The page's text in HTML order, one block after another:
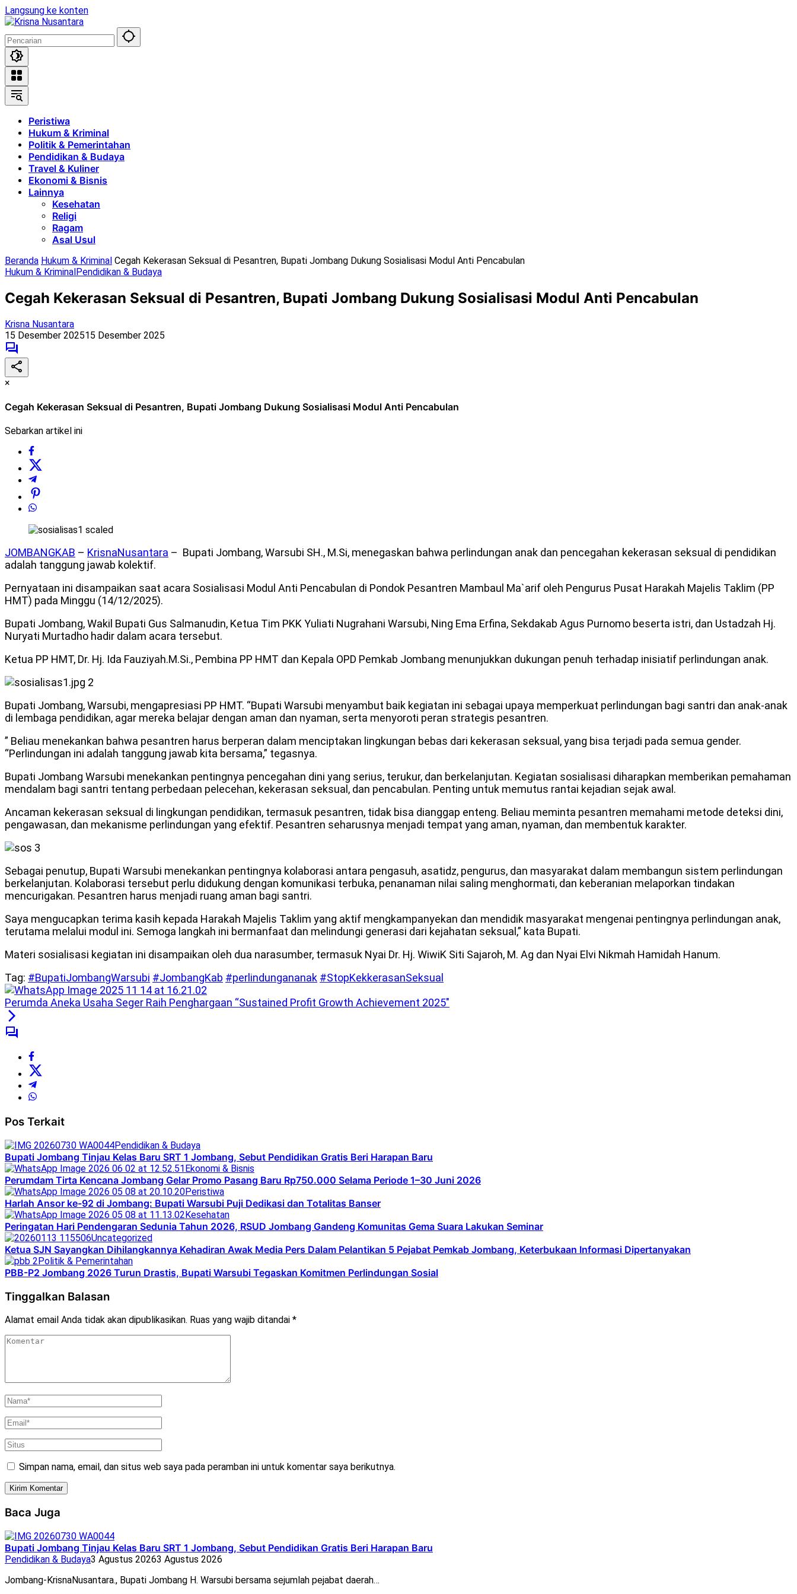
Langsung ke konten
Peristiwa
Hukum & Kriminal
Politik & Pemerintahan
Pendidikan & Budaya
Travel & Kuliner
Ekonomi & Bisnis
Lainnya
Kesehatan
Religi
Ragam
Asal Usul
Beranda Hukum & Kriminal Cegah Kekerasan Seksual di Pesantren, Bupati Jombang Dukung Sosialisasi Modul Anti Pencabulan
Hukum & KriminalPendidikan & Budaya
Cegah Kekerasan Seksual di Pesantren, Bupati Jombang Dukung Sosialisasi Modul Anti Pencabulan
Krisna Nusantara
15 Desember 202515 Desember 2025
×
Cegah Kekerasan Seksual di Pesantren, Bupati Jombang Dukung Sosialisasi Modul Anti Pencabulan
Sebarkan artikel ini
JOMBANGKAB – KrisnaNusantara – Bupati Jombang, Warsubi SH., M.Si, menegaskan bahwa perlindungan anak dan pencegahan kekerasan seksual di pendidikan
adalah tanggung jawab kolektif.
Pernyataan ini disampaikan saat acara Sosialisasi Modul Anti Pencabulan di Pondok Pesantren Mambaul Ma`arif oleh Pengurus Pusat Harakah Majelis Taklim (PP
HMT) pada Minggu (14/12/2025).
Bupati Jombang, Wakil Bupati Gus Salmanudin, Ketua Tim PKK Yuliati Nugrahani Warsubi, Ning Ema Erfina, Sekdakab Agus Purnomo beserta istri, dan Ustadzah Hj.
Nuryati Murtadho hadir dalam acara tersebut.
Ketua PP HMT, Dr. Hj. Ida Fauziyah.M.Si., Pembina PP HMT dan Kepala OPD Pemkab Jombang menunjukkan dukungan penuh terhadap inisiatif perlindungan anak.
Bupati Jombang, Warsubi, mengapresiasi PP HMT. “Bupati Warsubi menyambut baik kegiatan ini sebagai upaya memperkuat perlindungan bagi santri dan anak-anak
di lembaga pendidikan, agar mereka belajar dengan aman dan nyaman, serta menyoroti peran strategis pesantren.
” Beliau menekankan bahwa pesantren harus berperan dalam menciptakan lingkungan bebas dari kekerasan seksual, yang bisa terjadi pada semua gender.
“Perlindungan ini adalah tanggung jawab kita bersama,” tegasnya.
Bupati Jombang Warsubi menekankan pentingnya pencegahan dini yang serius, terukur, dan berkelanjutan. Kegiatan sosialisasi diharapkan memberikan pemahaman
mendalam bagi santri tentang perbedaan pelecehan, kekerasan seksual, dan pencabulan. Penting untuk memutus rantai kejadian sejak awal.
Ancaman kekerasan seksual di lingkungan pendidikan, termasuk pesantren, tidak bisa dianggap enteng. Beliau meminta pesantren memahami metode deteksi dini,
pengawasan, dan mekanisme perlindungan yang efektif. Pesantren seharusnya menjadi tempat yang aman, nyaman, dan membentuk karakter.
Sebagai penutup, Bupati Warsubi menekankan pentingnya kolaborasi antara pengasuh, asatidz, pengurus, dan masyarakat dalam membangun sistem perlindungan
berkelanjutan. Kolaborasi tersebut perlu didukung dengan komunikasi terbuka, penanaman nilai saling menghormati, dan keberanian melaporkan tindakan
mencurigakan. Pesantren harus menjadi ruang aman bagi santri.
Saya mengucapkan terima kasih kepada Harakah Majelis Taklim yang aktif mengkampanyekan dan mendidik masyarakat mengenai pentingnya perlindungan anak,
terutama melalui modul ini. Semoga langkah ini bermanfaat dan melindungi generasi dari kejahatan seksual,” kata Bupati.
Materi sosialisasi kegiatan ini disampaikan oleh dua narasumber, termasuk Nyai Dr. Hj. WiwiK Siti Sajaroh, M. Ag dan Nyai Elvi Nikmah Hamidah Hanum.
Tag: #BupatiJombangWarsubi #JombangKab #perlindungananak #StopKekkerasanSeksual
Perumda Aneka Usaha Seger Raih Penghargaan “Sustained Profit Growth Achievement 2025″
Pos Terkait
Pendidikan & Budaya
Bupati Jombang Tinjau Kelas Baru SRT 1 Jombang, Sebut Pendidikan Gratis Beri Harapan Baru
Ekonomi & Bisnis
Perumdam Tirta Kencana Jombang Gelar Promo Pasang Baru Rp750.000 Selama Periode 1–30 Juni 2026
Peristiwa
Harlah Ansor ke-92 di Jombang: Bupati Warsubi Puji Dedikasi dan Totalitas Banser
Kesehatan
Peringatan Hari Pendengaran Sedunia Tahun 2026, RSUD Jombang Gandeng Komunitas Gema Suara Lakukan Seminar
Uncategorized
Ketua SJN Sayangkan Dihilangkannya Kehadiran Awak Media Pers Dalam Pelantikan 5 Pejabat Pemkab Jombang, Keterbukaan Informasi Dipertanyakan
Politik & Pemerintahan
PBB-P2 Jombang 2026 Turun Drastis, Bupati Warsubi Tegaskan Komitmen Perlindungan Sosial
Tinggalkan Balasan
Alamat email Anda tidak akan dipublikasikan. Ruas yang wajib ditandai *
Simpan nama, email, dan situs web saya pada peramban ini untuk komentar saya berikutnya.
Baca Juga
Bupati Jombang Tinjau Kelas Baru SRT 1 Jombang, Sebut Pendidikan Gratis Beri Harapan Baru
Pendidikan & Budaya3 Agustus 20263 Agustus 2026
Jombang-KrisnaNusantara., Bupati Jombang H. Warsubi bersama sejumlah pejabat daerah…